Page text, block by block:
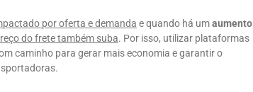
por oferta e demanda e quando há umaumento
do frete também suba. Por isso, utilizar plataformas
caminho para gerar mais economia e garantir o